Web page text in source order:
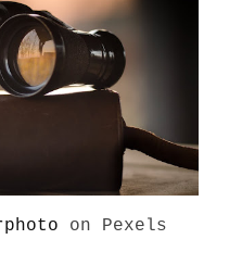
on Pexels